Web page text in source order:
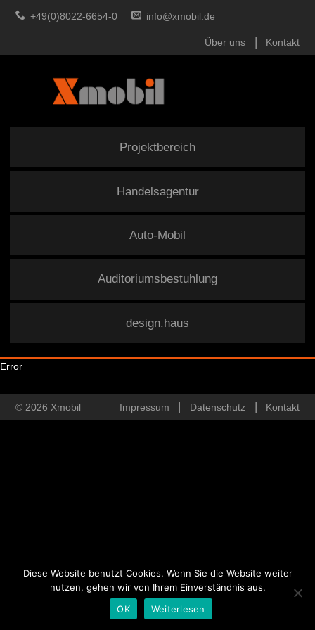
+49(0)8022-6654-0 info@xmobil.de
Über uns Kontakt
Projektbereich
Handelsagentur
Auto-Mobil
Auditoriumsbestuhlung
design.haus
Error
© 2026 Xmobil Impressum Datenschutz Kontakt
Diese Website benutzt Cookies. Wenn Sie die Website weiter
nutzen, gehen wir von Ihrem Einverständnis aus.
OK
Weiterlesen